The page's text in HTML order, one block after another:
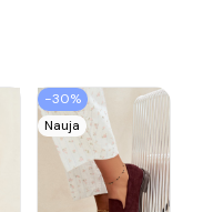
−30%
Nauja